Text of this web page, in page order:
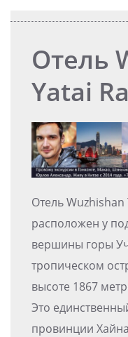
Отель
Yatai
Отель
расположен у
вершины горы
тропическом
высоте 1867
Это
провинции